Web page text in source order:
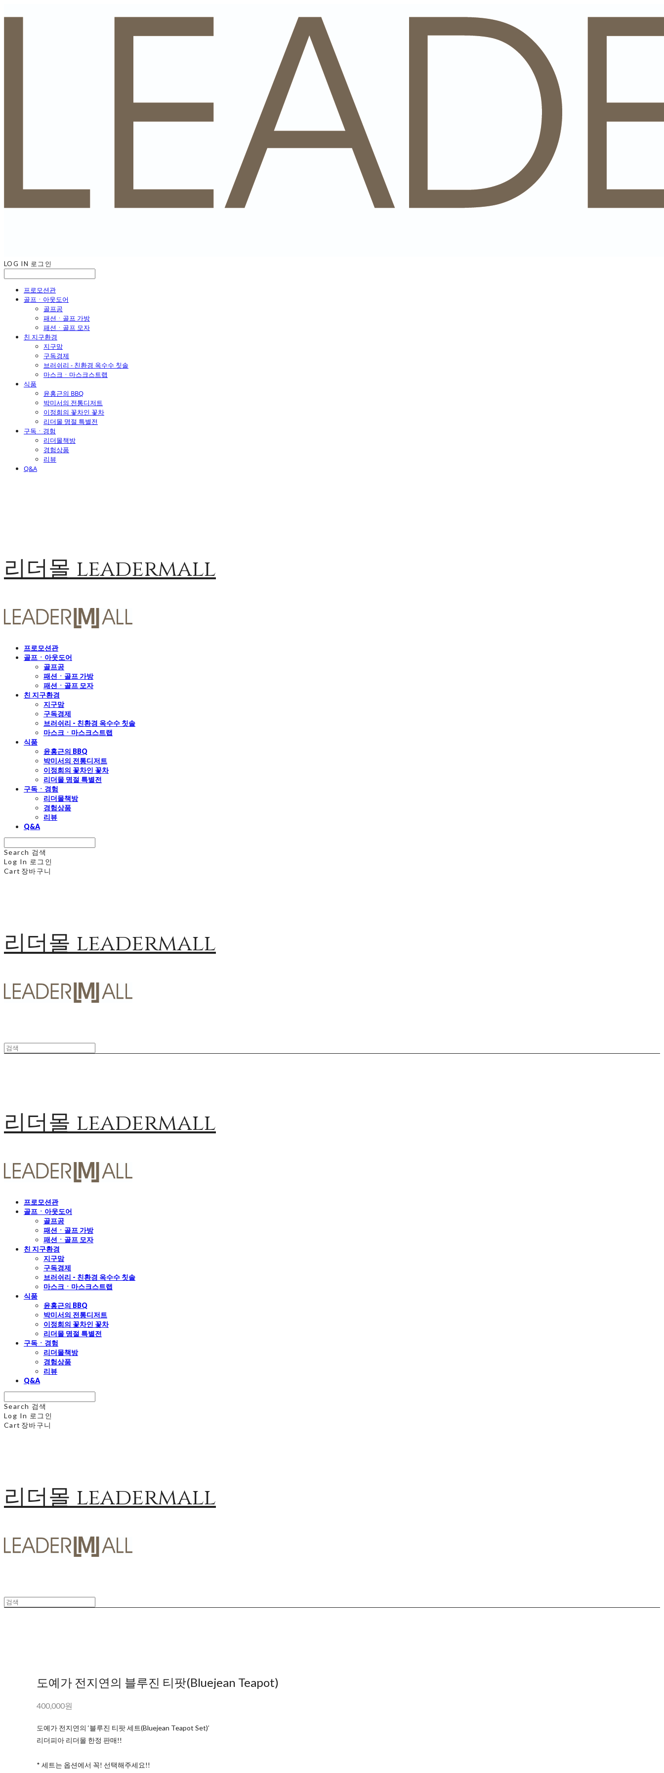
LOG IN 로그인
프로모션관
골프ㆍ아웃도어
골프공
패션ㆍ골프 가방
패션ㆍ골프 모자
친 지구환경
지구맘
구독경제
브러쉬리 - 친환경 옥수수 칫솔
마스크ㆍ마스크스트랩
식품
윤홍근의 BBQ
박미서의 전통디저트
이정희의 꽃차인 꽃차
리더몰 명절 특별전
구독ㆍ경험
리더몰책방
경험상품
리뷰
Q&A
리더몰 leadermall
프로모션관
골프ㆍ아웃도어
골프공
패션ㆍ골프 가방
패션ㆍ골프 모자
친 지구환경
지구맘
구독경제
브러쉬리 - 친환경 옥수수 칫솔
마스크ㆍ마스크스트랩
식품
윤홍근의 BBQ
박미서의 전통디저트
이정희의 꽃차인 꽃차
리더몰 명절 특별전
구독ㆍ경험
리더몰책방
경험상품
리뷰
Q&A
Search 검색
Log In 로그인
Cart 장바구니
리더몰 leadermall
리더몰 leadermall
프로모션관
골프ㆍ아웃도어
골프공
패션ㆍ골프 가방
패션ㆍ골프 모자
친 지구환경
지구맘
구독경제
브러쉬리 - 친환경 옥수수 칫솔
마스크ㆍ마스크스트랩
식품
윤홍근의 BBQ
박미서의 전통디저트
이정희의 꽃차인 꽃차
리더몰 명절 특별전
구독ㆍ경험
리더몰책방
경험상품
리뷰
Q&A
Search 검색
Log In 로그인
Cart 장바구니
리더몰 leadermall
도예가 전지연의 블루진 티팟(Bluejean Teapot)
400,000원
도예가 전지연의 ‘블루진 티팟 세트(Bluejean Teapot Set)’
리더피아 리더몰 한정 판매!!
* 세트는 옵션에서 꼭! 선택해주세요!!